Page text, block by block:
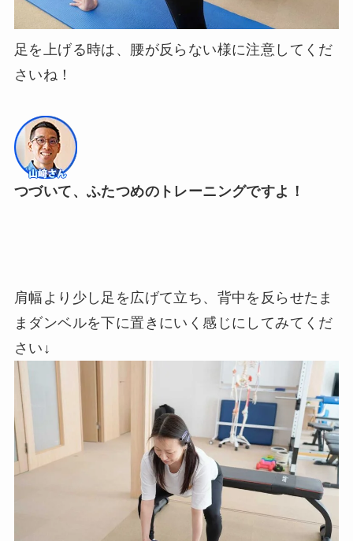
足を上げる時は、腰が反らない様に注意してくだ
さいね！
つづいて、ふたつめのトレーニングですよ！
肩幅より少し足を広げて立ち、背中を反らせたま
まダンベルを下に置きにいく感じにしてみてくだ
さい↓